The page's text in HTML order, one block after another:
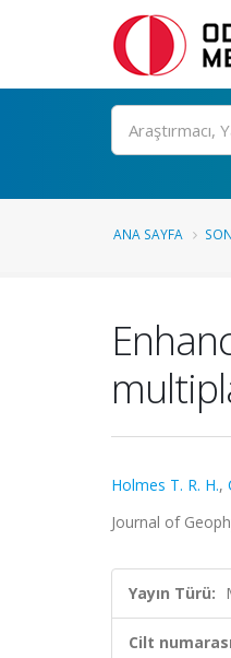
Ara
ANA SAYFA
Holmes T. R. H.,
Journal of
Yayın Türü:
Cilt